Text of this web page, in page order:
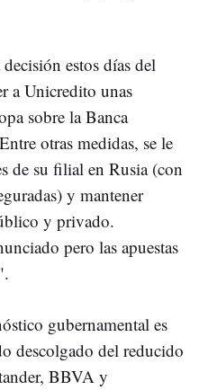
estos días del
a Unicredito unas
sobre la Banca
otras medidas, se le
de su filial en Rusia (con
y mantener
y privado.
pero las apuestas
gubernamental es
descolgado del reducido
BBVA y